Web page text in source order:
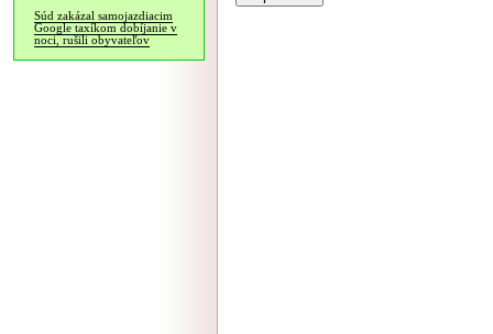
Súd zakázal samojazdiacim
Google taxíkom dobíjanie v
noci, rušili obyvateľov